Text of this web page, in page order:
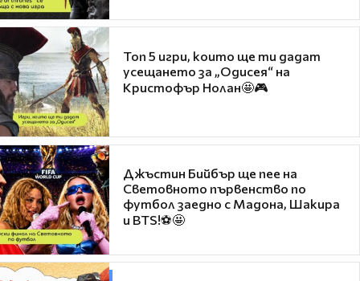
Топ 5 игри, които ще ти дадат
усещането за „Одисея“ на
Кристофър Нолан🤩🎮
Джъстин Бийбър ще пее на
Световното първенство по
футбол заедно с Мадона, Шакира
и BTS!⚽🤩